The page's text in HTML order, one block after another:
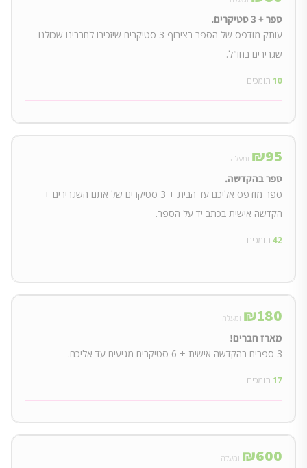
ספר + 3 סטיקרים.
עותק מודפס של הספר בצירוף 3 סטיקרים שיזכירו לחברינו שכולנו
שגרירים בחו"ל.
10 תומכים
₪95 ומעלה
ספר בהקדשה.
ספר מודפס אליכם עד הבית + 3 סטיקרים של אתם השגרירים +
הקדשה אישית בכתב יד על הספר.
42 תומכים
₪180 ומעלה
מארז חברים!
3 ספרים בהקדשה אישית + 6 סטיקרים מגיעים עד אליכם.
17 תומכים
₪600 ומעלה